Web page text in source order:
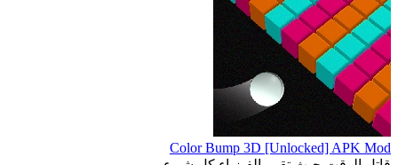
Color Bump 3D [Unlocked] APK Mod